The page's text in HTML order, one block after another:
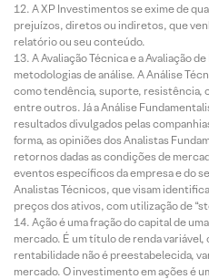
A XP Investimentos se exime de
prejuízos, diretos ou indiretos, que
relatório ou seu conteúdo.
A Avaliação Técnica e a Avaliação
metodologias de análise. A Análise
como tendência, suporte, resistência,
entre outros. Já a Análise
resultados divulgados pelas
forma, as opiniões dos Analistas
retornos dadas as condições de
eventos específicos da empresa e do
Analistas Técnicos, que visam
preços dos ativos, com utilização de
Ação é uma fração do capital de
mercado. É um título de renda
rentabilidade não é preestabelecida,
mercado. O investimento em ações é